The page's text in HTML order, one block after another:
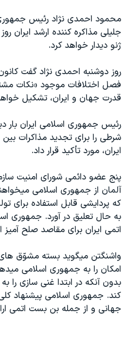
فرهنگ و زندگی
حقوق شهروندی
علم و فناوری
اسرائیل در جنگ
آرشیو پخش زنده
مستندها
انتخابات ریاست جمهوری آمریکا ۲۰۲۴
رمز مهسا
ورزش زنان در ایران
مجموعه مستندهای دادخواهی
تریبونال مردمی آبان ۹۸
چهل سال گروگان‌گیری
قانون شفافیت دارائی کادر رهبری
اعتراضات مردمی آبان ۹۸
اسرائیل در جنگ
همایش محافظه‌کاران آمریکا «سی‌پک»
صفحه‌های ویژه
سفر پرزیدنت ترامپ به چین
دنبال کنید
زبانهای مختلف
محمود احمدی نژاد رئيس
جليلی مذاکره کننده ارشد ايران
ژنو ديدار خواهد کرد.
روز دوشنبه احمدی نژاد گفت
فصل اختلافات موجود «نکات
قدرت جهان و ايران، تشکيل
رئيس جمهوری اسلامی ايران بار
شرطی را برای تجديد مذاکرات
ايران، مورد تأکيد قرار داد.
پنج عضو دائمی شورای امنيت
آلمان از جمهوری اسلامی
که پردايشی قابل استفاده برای
به حال تعليق در آورد. جمهوری
اتمی ايران برای مقاصد صلح
واشنگتن ميگويد بسته مشوّق
امکان را به جمهوری اسلامی
بدون آنکه در ابتدا غنی سازی را
کند. جمهوری اسلامی پيشنهاد
جهانی و از جمله بن بست اتمی